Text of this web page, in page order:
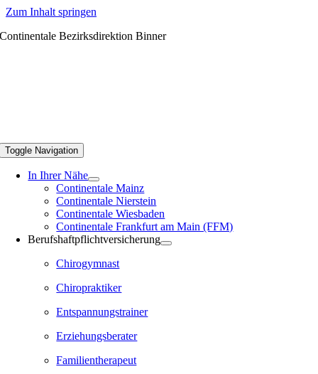
Zum Inhalt springen
Continentale Bezirksdirektion Binner
Toggle Navigation
In Ihrer Nähe
Continentale Mainz
Continentale Nierstein
Continentale Wiesbaden
Continentale Frankfurt am Main (FFM)
Berufshaftpflichtversicherung
Chirogymnast
Chiropraktiker
Entspannungstrainer
Erziehungsberater
Familientherapeut